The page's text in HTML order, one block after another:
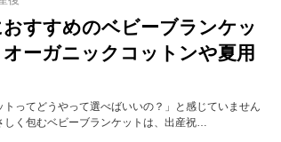
すすめのベビーブランケッ
オーガニックコットンや夏用
トってどうやって選べばいいの？」と感じていません
しく包むベビーブランケットは、出産祝…